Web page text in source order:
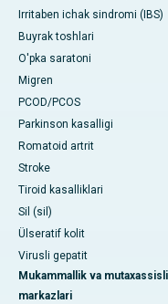
Irritaben ichak sindromi (IBS)
Buyrak toshlari
O'pka saratoni
Migren
PCOD/PCOS
Parkinson kasalligi
Romatoid artrit
Stroke
Tiroid kasalliklari
Sil (sil)
Ülseratif kolit
Virusli gepatit
Mukammallik va
markazlari